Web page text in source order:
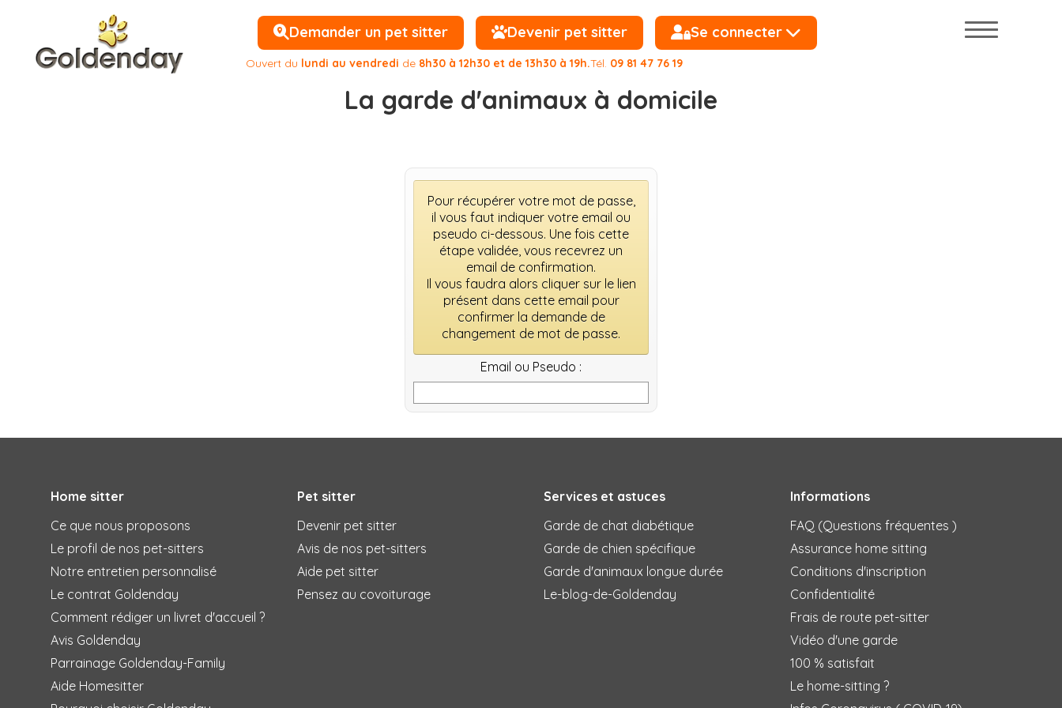
Demander un pet sitter Devenir pet sitter Se connecter
Ouvert du lundi au vendredi de 8h30 à 12h30 et de 13h30 à 19h.Tél. 09 81 47 76 19
La garde d'animaux à domicile
Pour récupérer votre mot de passe,
il vous faut indiquer votre email ou
pseudo ci-dessous. Une fois cette
étape validée, vous recevrez un
email de confirmation.
Il vous faudra alors cliquer sur le lien
présent dans cette email pour
confirmer la demande de
changement de mot de passe.
Email ou Pseudo :
Home sitter
Ce que nous proposons
Le profil de nos pet-sitters
Notre entretien personnalisé
Le contrat Goldenday
Comment rédiger un livret d'accueil ?
Avis Goldenday
Parrainage Goldenday-Family
Aide Homesitter
Pet sitter
Devenir pet sitter
Avis de nos pet-sitters
Aide pet sitter
Pensez au covoiturage
Services et astuces
Garde de chat diabétique
Garde de chien spécifique
Garde d'animaux longue durée
Le-blog-de-Goldenday
Informations
FAQ (Questions fréquentes )
Assurance home sitting
Conditions d'inscription
Confidentialité
Frais de route pet-sitter
Vidéo d'une garde
100 % satisfait
Le home-sitting ?